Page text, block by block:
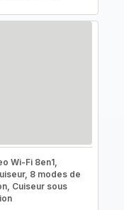
Wi-Fi 8en1,
8 modes de
Cuiseur sous